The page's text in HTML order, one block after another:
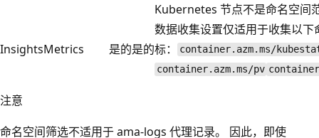
Kubernetes 节点不是命名空间
InsightsMetrics 是的是的
数据收集设置仅适用于收集以下
标：
container.azm.ms/
container.azm.ms/pv
注意
命名空间筛选不适用于 ama-logs 代理记录。 因此，即使